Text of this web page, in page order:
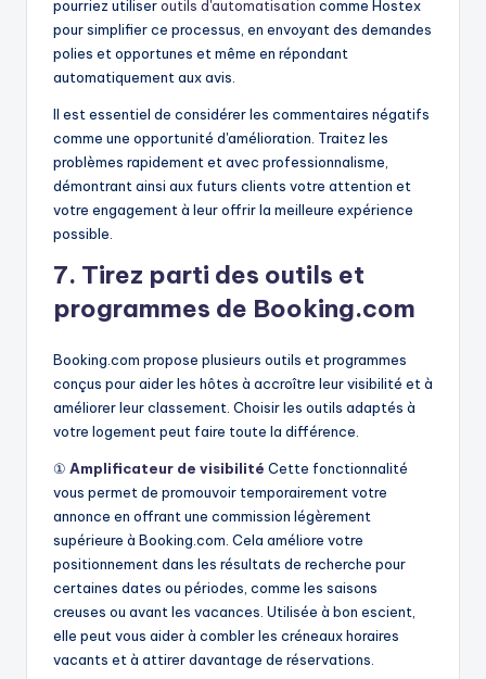
pourriez utiliseroutils d'automatisation comme Hostex
pour simplifier ce processus, en envoyant des demandes
polies et opportunes et même en répondant
automatiquement aux avis.
Il est essentiel de considérer les commentaires négatifs
comme une opportunité d'amélioration. Traitez les
problèmes rapidement et avec professionnalisme,
démontrant ainsi aux futurs clients votre attention et
votre engagement à leur offrir la meilleure expérience
possible.
7. Tirez parti des outils et
programmes de Booking.com
Booking.com propose plusieurs outils et programmes
conçus pour aider les hôtes à accroître leur visibilité et à
améliorer leur classement. Choisir les outils adaptés à
votre logement peut faire toute la différence.
① Amplificateur de visibilité Cette fonctionnalité
vous permet de promouvoir temporairement votre
annonce en offrant une commission légèrement
supérieure à Booking.com. Cela améliore votre
positionnement dans les résultats de recherche pour
certaines dates ou périodes, comme les saisons
creuses ou avant les vacances. Utilisée à bon escient,
elle peut vous aider à combler les créneaux horaires
vacants et à attirer davantage de réservations.